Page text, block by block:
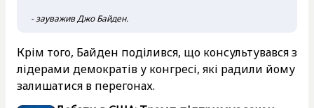
- зауважив Джо Байден.
Крім того, Байден поділився, що консультувався з
лідерами демократів у конгресі, які радили йому
залишатися в перегонах.